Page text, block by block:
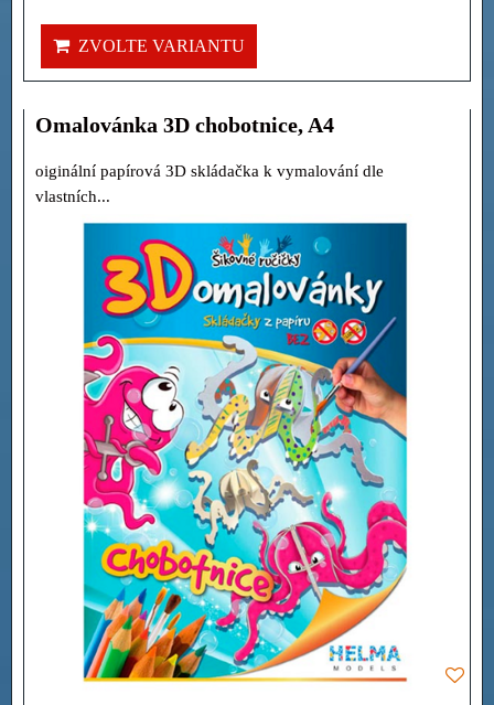
ZVOLTE VARIANTU
Omalovánka 3D chobotnice, A4
oiginální papírová 3D skládačka k vymalování dle
vlastních...